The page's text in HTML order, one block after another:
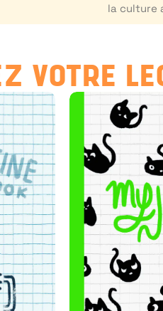
la culture
VOTRE